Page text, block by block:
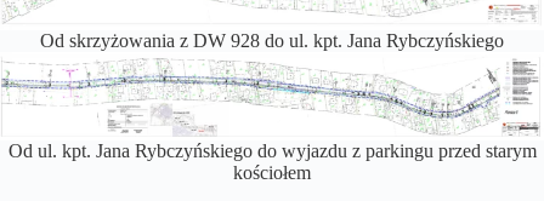
Od skrzyżowania z DW 928 do ul. kpt. Jana Rybczyńskiego
Od ul. kpt. Jana Rybczyńskiego do wyjazdu z parkingu przed starym
kościołem